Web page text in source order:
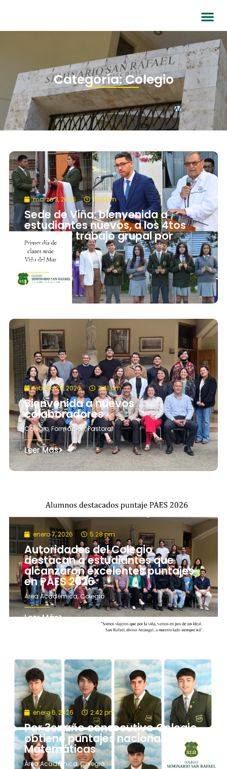
Categoría: Colegio
marzo 3, 2026 1:54 pm
Sede de Viña: bienvenida a
estudiantes nuevos, a los 4tos
medios y trabajo grupal por
curso
Colegio
Leer Más
febrero 25, 2026 2:41 pm
Bienvenida a nuevos
colaboradores
Colegio,Formación,Pastoral
Leer Más
enero 7, 2026 5:28 pm
Autoridades del Colegio
destacan a estudiantes que
alcanzaron excelentes puntajes
en PAES 2026
Área Académica,Colegio
Leer Más
enero 6, 2026 2:42 pm
Por 3er año consecutivo Colegio
obtiene puntajes nacionales en
Matemáticas
Área Académica,Colegio